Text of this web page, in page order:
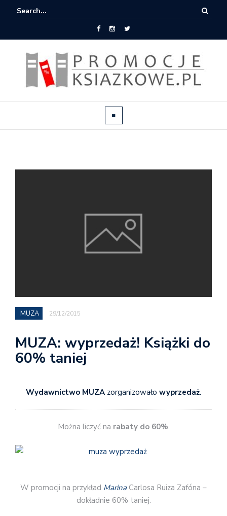
MUZA 29/12/2015
MUZA: wyprzedaż! Książki do
60% taniej
Wydawnictwo MUZA zorganizowało wyprzedaż.
Można liczyć na rabaty do 60%.
W promocji na przykład MarinaCarlosa Ruiza Zafóna –
dokładnie 60% taniej.